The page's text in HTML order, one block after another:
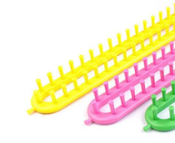
hviezdičiek.